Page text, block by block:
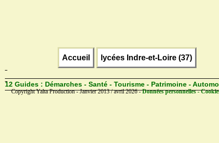
Accueil lycées Indre-et-Loire (37)
12 Guides : Démarches - Santé - Tourisme - Patrimoine -
Copyright Yalta Production - Janvier 2013 / avril 2026 -Données personnelles -